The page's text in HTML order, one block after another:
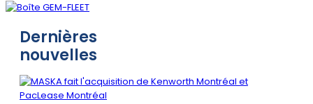
Dernières
nouvelles